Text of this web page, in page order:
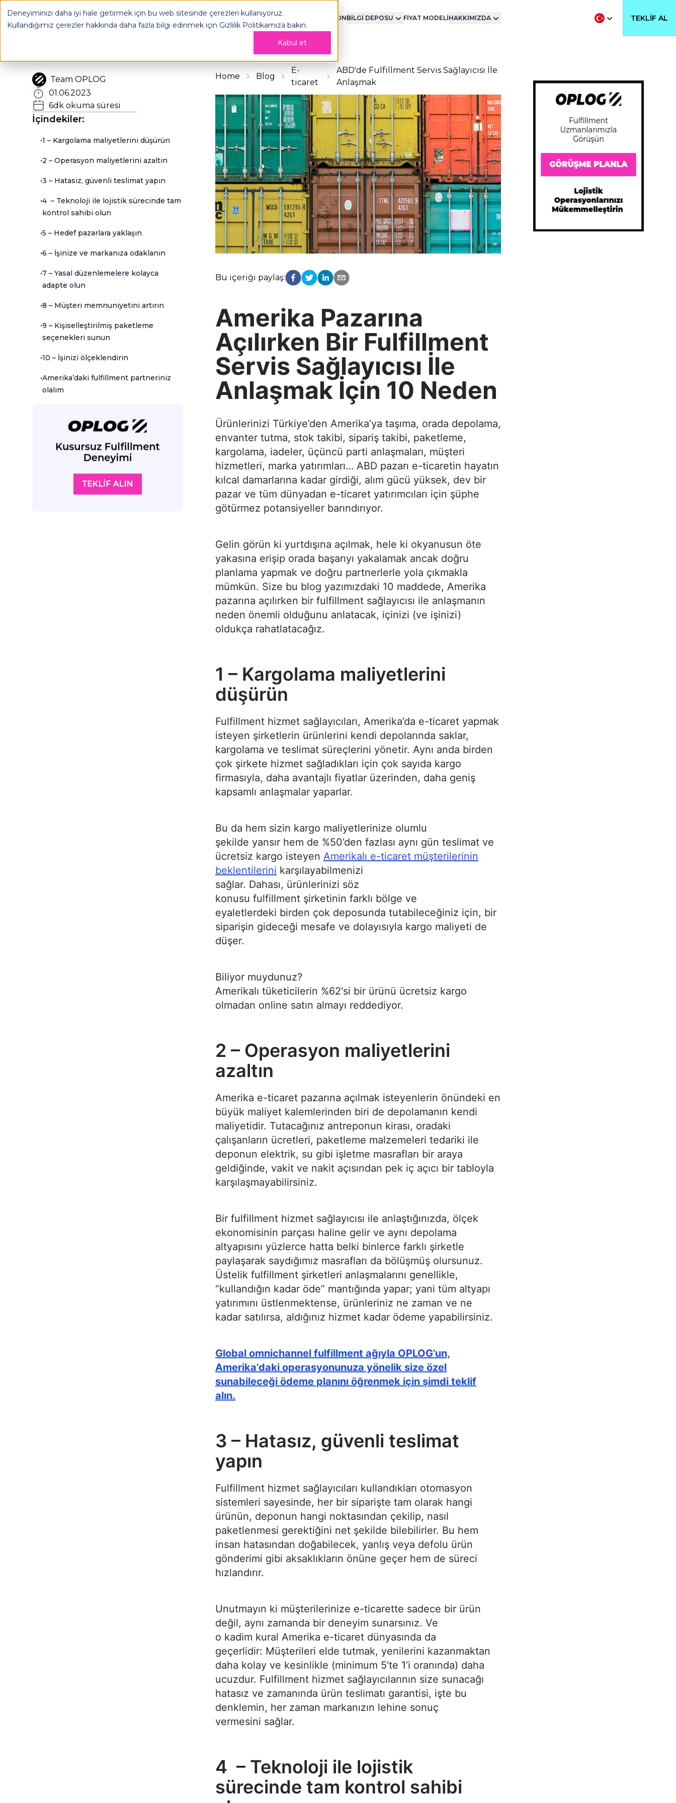
Deneyiminizi daha iyi hale getirmek için bu web sitesinde çerezleri kullanıyoruz.
Kullandığımız çerezler hakkında daha fazla bilgi edinmek için Gizlilik Politikamıza bakın.
Kabul et
OPLOG FULFILLMENT TEKNOLOJİ ENTEGRASYONBİLGİ DEPOSU FİYAT MODELİHAKKIMIZDA TEKLIF AL
Home Blog
E-
ticaret
ABD'de Fulfillment Servis Sağlayıcısı İle
Anlaşmak
Bu içeriği paylaş:
Amerika Pazarına
Açılırken Bir Fulfillment
Servis Sağlayıcısı İle
Anlaşmak İçin 10 Neden
Ürünlerinizi Türkiye’den Amerika’ya taşıma, orada depolama,
envanter tutma, stok takibi, sipariş takibi, paketleme,
kargolama, iadeler, üçüncü parti anlaşmaları, müşteri
hizmetleri, marka yatırımları… ABD pazarı e-ticaretin hayatın
kılcal damarlarına kadar girdiği, alım gücü yüksek, dev bir
pazar ve tüm dünyadan e-ticaret yatırımcıları için şüphe
götürmez potansiyeller barındırıyor.
Gelin görün ki yurtdışına açılmak, hele ki okyanusun öte
yakasına erişip orada başarıyı yakalamak ancak doğru
planlama yapmak ve doğru partnerlerle yola çıkmakla
mümkün. Size bu blog yazımızdaki 10 maddede, Amerika
pazarına açılırken bir fulfillment sağlayıcısı ile anlaşmanın
neden önemli olduğunu anlatacak, içinizi (ve işinizi)
oldukça rahatlatacağız.
1 – Kargolama maliyetlerini
düşürün
Fulfillment hizmet sağlayıcıları, Amerika’da e-ticaret yapmak
isteyen şirketlerin ürünlerini kendi depolarında saklar,
kargolama ve teslimat süreçlerini yönetir. Aynı anda birden
çok şirkete hizmet sağladıkları için çok sayıda kargo
firmasıyla, daha avantajlı fiyatlar üzerinden, daha geniş
kapsamlı anlaşmalar yaparlar.
Bu da hem sizin kargo maliyetlerinize olumlu
şekilde yansır hem de %50’den fazlası aynı gün teslimat ve
ücretsiz kargo isteyen Amerikalı e-ticaret müşterilerinin
beklentilerini karşılayabilmenizi
sağlar. Dahası, ürünlerinizi söz
konusu fulfillment şirketinin farklı bölge ve
eyaletlerdeki birden çok deposunda tutabileceğiniz için, bir
siparişin gideceği mesafe ve dolayısıyla kargo maliyeti de
düşer.
Biliyor muydunuz?
Amerikalı tüketicilerin %62'si bir ürünü ücretsiz kargo
olmadan online satın almayı reddediyor.
2 – Operasyon maliyetlerini
azaltın
Amerika e-ticaret pazarına açılmak isteyenlerin önündeki en
büyük maliyet kalemlerinden biri de depolamanın kendi
maliyetidir. Tutacağınız antreponun kirası, oradaki
çalışanların ücretleri, paketleme malzemeleri tedariki ile
deponun elektrik, su gibi işletme masrafları bir araya
geldiğinde, vakit ve nakit açısından pek iç açıcı bir tabloyla
karşılaşmayabilirsiniz.
Bir fulfillment hizmet sağlayıcısı ile anlaştığınızda, ölçek
ekonomisinin parçası haline gelir ve aynı depolama
altyapısını yüzlerce hatta belki binlerce farklı şirketle
paylaşarak saydığımız masrafları da bölüşmüş olursunuz.
Üstelik fulfillment şirketleri anlaşmalarını genellikle,
“kullandığın kadar öde” mantığında yapar; yani tüm altyapı
yatırımını üstlenmektense, ürünleriniz ne zaman ve ne
kadar satılırsa, aldığınız hizmet kadar ödeme yapabilirsiniz.
Global omnichannel fulfillment ağıyla OPLOG’un,
Amerika’daki operasyonunuza yönelik size özel
sunabileceği ödeme planını öğrenmek için şimdi teklif
alın.
3 – Hatasız, güvenli teslimat
yapın
Fulfillment hizmet sağlayıcıları kullandıkları otomasyon
sistemleri sayesinde, her bir siparişte tam olarak hangi
ürünün, deponun hangi noktasından çekilip, nasıl
paketlenmesi gerektiğini net şekilde bilebilirler. Bu hem
insan hatasından doğabilecek, yanlış veya defolu ürün
gönderimi gibi aksaklıkların önüne geçer hem de süreci
hızlandırır.
Unutmayın ki müşterilerinize e-ticarette sadece bir ürün
değil, aynı zamanda bir deneyim sunarsınız. Ve
o kadim kural Amerika e-ticaret dünyasında da
geçerlidir: Müşterileri elde tutmak, yenilerini kazanmaktan
daha kolay ve kesinlikle (minimum 5’te 1’i oranında) daha
ucuzdur. Fulfillment hizmet sağlayıcılarının size sunacağı
hatasız ve zamanında ürün teslimatı garantisi, işte bu
denklemin, her zaman markanızın lehine sonuç
vermesini sağlar.
4 – Teknoloji ile lojistik
sürecinde tam kontrol sahibi
Team OPLOG
01.06.2023
6dk okuma süresi
İçindekiler:
•1 – Kargolama maliyetlerini düşürün
•2 – Operasyon maliyetlerini azaltın
•3 – Hatasız, güvenli teslimat yapın
•4 – Teknoloji ile lojistik sürecinde tam
kontrol sahibi olun
•5 – Hedef pazarlara yaklaşın
•6 – İşinize ve markanıza odaklanın
•7 – Yasal düzenlemelere kolayca
adapte olun
•8 – Müşteri memnuniyetini artırın
•9 – Kişiselleştirilmiş paketleme
seçenekleri sunun
•10 – İşinizi ölçeklendirin
•Amerika’daki fulfillment partneriniz
olalım